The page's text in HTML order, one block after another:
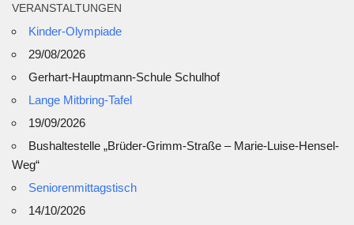
VERANSTALTUNGEN
Kinder-Olympiade
29/08/2026
Gerhart-Hauptmann-Schule Schulhof
Lange Mitbring-Tafel
19/09/2026
Bushaltestelle „Brüder-Grimm-Straße – Marie-Luise-Hensel-
Weg“
Seniorenmittagstisch
14/10/2026